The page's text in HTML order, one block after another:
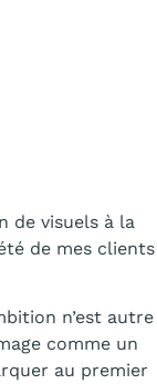
de visuels à la
de mes clients
n’est autre
comme un
au premier